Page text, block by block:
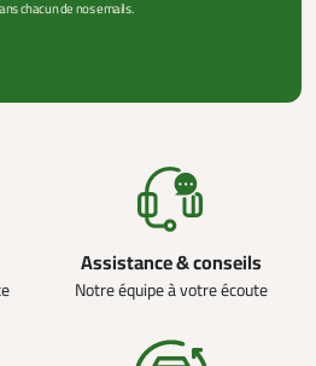
chacun de nos emails.
Assistance & conseils
Notre équipe à votre écoute